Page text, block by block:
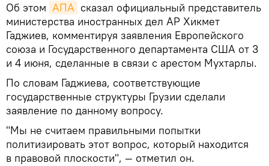
Об этом АПА сказал официальный представитель
министерства иностранных дел АР Хикмет
Гаджиев, комментируя заявления Европейского
союза и Государственного департамента США от 3
и 4 июня, сделанные в связи с арестом Мухтарлы.
По словам Гаджиева, соответствующие
государственные структуры Грузии сделали
заявление по данному вопросу.
"Мы не считаем правильными попытки
политизировать этот вопрос, который находится
в правовой плоскости", — отметил он.